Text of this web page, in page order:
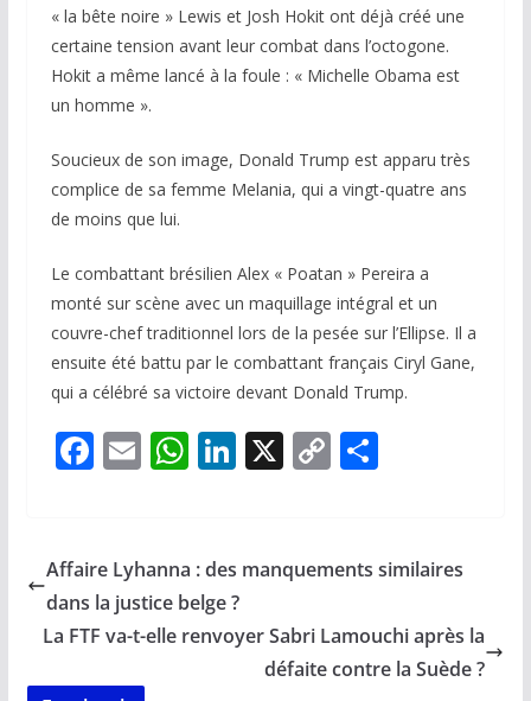
« la bête noire » Lewis et Josh Hokit ont déjà créé une
certaine tension avant leur combat dans l’octogone.
Hokit a même lancé à la foule : « Michelle Obama est
un homme ».
Soucieux de son image, Donald Trump est apparu très
complice de sa femme Melania, qui a vingt-quatre ans
de moins que lui.
Le combattant brésilien Alex « Poatan » Pereira a
monté sur scène avec un maquillage intégral et un
couvre-chef traditionnel lors de la pesée sur l’Ellipse. Il a
ensuite été battu par le combattant français Ciryl Gane,
qui a célébré sa victoire devant Donald Trump.
F
b
o
o
k
E
l
W
s
A
p
Li
e
dI
n
X C
y
n
k
P
g
Affaire Lyhanna : des manquements similaires
dans la justice belge ?
La FTF va-t-elle renvoyer Sabri Lamouchi après la
défaite contre la Suède ?